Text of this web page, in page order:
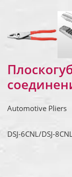
Automotive Pliers
DSJ-6CNL/DSJ-